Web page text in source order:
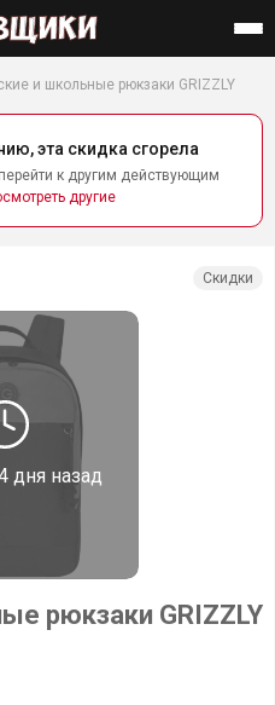
Найти
и школьные рюкзаки GRIZZLY
эта скидка сгорела
к другим действующим
другие
дня назад
Скидки
рюкзаки GRIZZLY